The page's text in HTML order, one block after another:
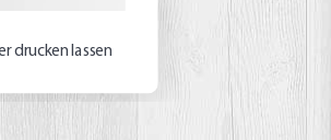
drucken lassen